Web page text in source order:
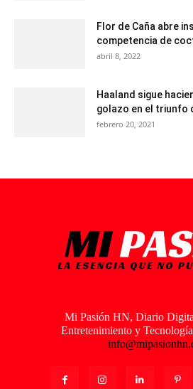
Flor de Caña abre
competencia de
abril 8, 2022
Haaland sigue
golazo en el triunfo
febrero 20, 2021
Mi Pasión HN, Diario
Entretenimiento y